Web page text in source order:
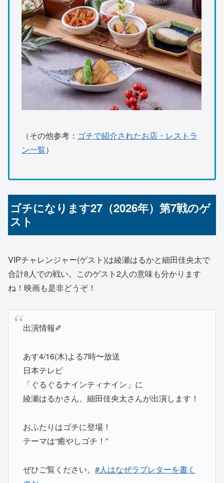
（その他参考： ゴチで紹介されたお店・レストラ
ン一覧）
ゴチになります27（2026年）第7戦のゲ
スト
VIPチャレンジャー(ゲスト)は綾瀬はるかと細田佳央太で
合計8人での戦い。このゲスト2人の意味も分かります
ね！映画も是非どうぞ！
出演情報✐
あす4/16(木)よる7時〜放送
日本テレビ
「ぐるぐるナインティナイン」に
綾瀬はるかさん、細田佳央太さんが出演します！
おふたりはゴチに登場！
テーマは“癒やしゴチ！”
ぜひご覧ください。 #人はなぜラブレターを書く